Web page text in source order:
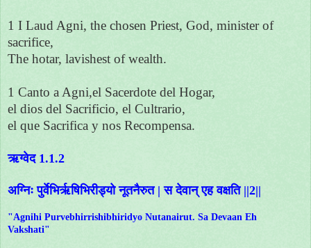
1 I Laud Agni, the chosen Priest, God, minister of
sacrifice,
The hotar, lavishest of wealth.
1 Canto a Agni,el Sacerdote del Hogar,
el dios del Sacrificio, el Cultrario,
el que Sacrifica y nos Recompensa.
ऋग्वेद 1.1.2
अग्निः पुर्वेभिर्ऋषिभिरीड्यो नूतनैरुत | स देवान् एह वक्षति ||2||
"Agnihi Purvebhirrishibhiridyo Nutanairut. Sa Devaan Eh
Vakshati"